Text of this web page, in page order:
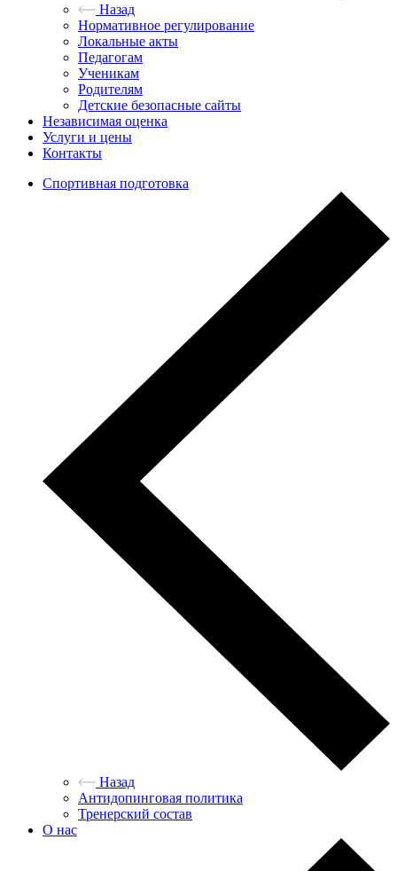
Назад
Нормативное регулирование
Локальные акты
Педагогам
Ученикам
Родителям
Детские безопасные сайты
Независимая оценка
Услуги и цены
Контакты
Спортивная подготовка
Назад
Антидопинговая политика
Тренерский состав
О нас